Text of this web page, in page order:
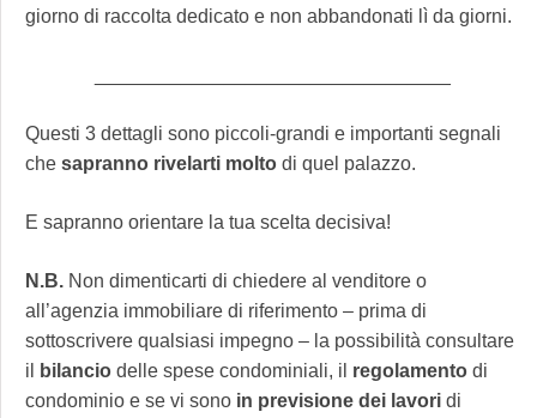
giorno di raccolta dedicato e non abbandonati lì da giorni.
Questi 3 dettagli sono piccoli-grandi e importanti segnali
che sapranno rivelarti molto di quel palazzo.
E sapranno orientare la tua scelta decisiva!
N.B. Non dimenticarti di chiedere al venditore o
all’agenzia immobiliare di riferimento – prima di
sottoscrivere qualsiasi impegno – la possibilità consultare
il
bilancio delle spese condominiali, il regolamento di
condominio e se vi sono in previsione dei lavori di